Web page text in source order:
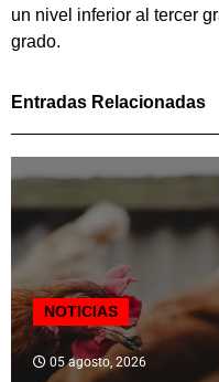
un nivel inferior al tercer
grado.
Entradas Relacionadas
NOTICIAS
05 agosto, 2026